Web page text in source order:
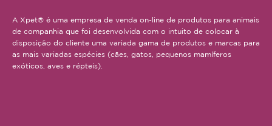
A Xpet® é uma empresa de venda on-line de produtos para animais
de companhia que foi desenvolvida com o intuito de colocar à
disposição do cliente uma variada gama de produtos e marcas para
as mais variadas espécies (cães, gatos, pequenos mamíferos
exóticos, aves e répteis).